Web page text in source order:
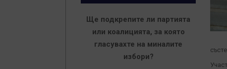
Ще подкрепите ли партията
или коалицията, за която
гласувахте на миналите
избори?